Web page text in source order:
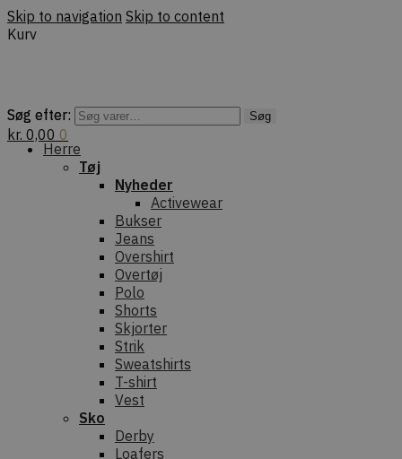
Skip to navigation Skip to content
Kurv
Søg efter: Søg
kr. 0,00 0
Søg efter: Søg
Herre
Tøj
Nyheder
Activewear
Bukser
Jeans
Overshirt
Overtøj
Polo
Shorts
Skjorter
Strik
Sweatshirts
T-shirt
Vest
Sko
Derby
Loafers